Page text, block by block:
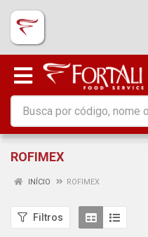
ROFIMEX
INÍCIO ROFIMEX
Filtros